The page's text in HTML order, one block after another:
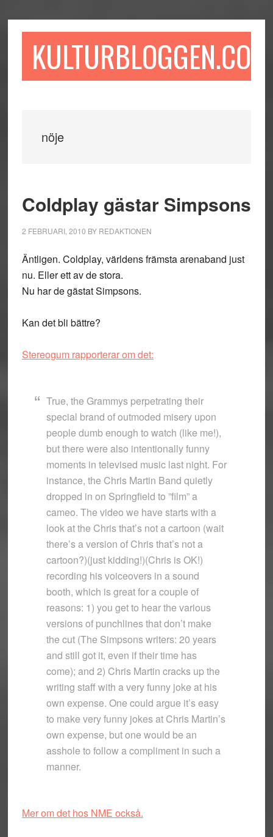
till
till
sidofältet
till
KULTURBLOGGEN.COM
nöje
Coldplay gästar Simpsons
2 FEBRUARI, 2010 BY REDAKTIONEN
Äntligen. Coldplay, världens främsta arenaband just
nu. Eller ett av de stora.
Nu har de gästat Simpsons.
Kan det bli bättre?
Stereogum rapporterar om det:
True, the Grammys perpetrating their
special brand of outmoded misery upon
people dumb enough to watch (like me!),
but there were also intentionally funny
moments in televised music last night. For
instance, the Chris Martin Band quietly
dropped in on Springfield to ”film” a
cameo. The video we have starts with a
look at the Chris that’s not a cartoon (wait
there’s a version of Chris that’s not a
cartoon?)(just kidding!)(Chris is OK!)
recording his voiceovers in a sound
booth, which is great for a couple of
reasons: 1) you get to hear the various
versions of punchlines that don’t make
the cut (The Simpsons writers: 20 years
and still got it, even if their time has
come); and 2) Chris Martin cracks up the
writing staff with a very funny joke at his
own expense. One could argue it’s easy
to make very funny jokes at Chris Martin’s
own expense, but one would be an
asshole to follow a compliment in such a
manner.
Mer om det hos NME också.